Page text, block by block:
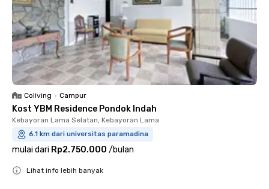
Coliving • Campur
Kost YBM Residence Pondok Indah
Kebayoran Lama Selatan, Kebayoran Lama
6.1 km dari universitas paramadina
mulai dari Rp2.750.000 /bulan
Lihat info lebih banyak